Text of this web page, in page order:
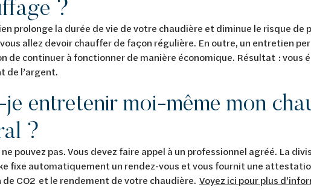
?
prolonge la durée de vie de votre chaudière et diminue le risque de
allez devoir chauffer de façon régulière. En outre, un entretien
de continuer à fonctionner de manière économique. Résultat : vous
de l’argent.
entretenir moi-même mon
?
ne pouvez pas. Vous devez faire appel à un professionnel agréé. La
fixe automatiquement un rendez-vous et vous fournit une
de CO2 et le rendement de votre chaudière. Voyez ici pour plus